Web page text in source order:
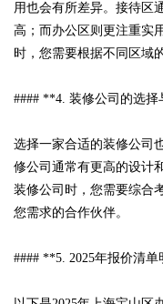
用也会有所差异。接待区
高；而办公区则更注重实
时，您需要根据不同区域
#### **4. 装修公司的选
选择一家合适的装修公司
修公司通常有更高的设计
装修公司时，您需要综合
您需求的合作伙伴。
#### **5. 2025年报价清